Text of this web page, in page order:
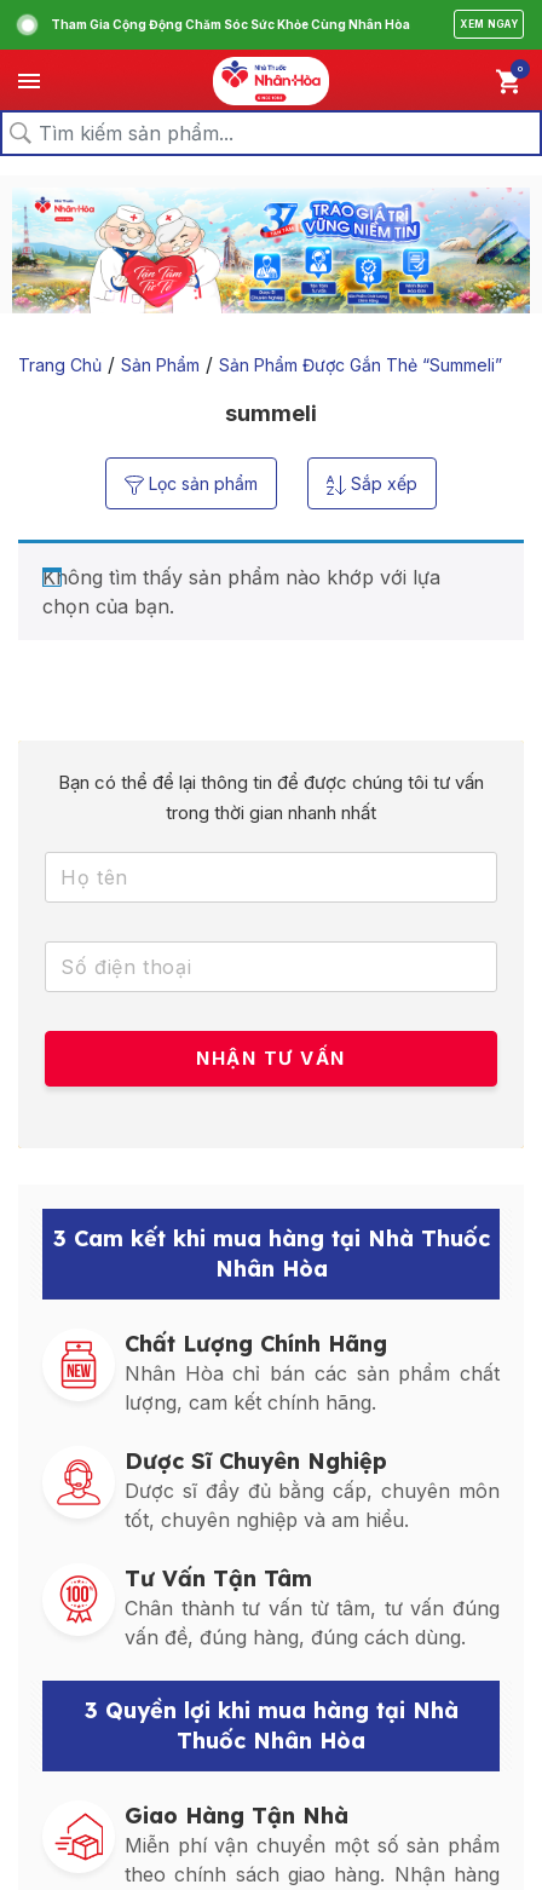
Tham Gia Cộng Động Chăm Sóc Sức Khỏe Cùng Nhân Hòa XEM NGAY
0
Trang Chủ / Sản Phẩm / Sản Phẩm Được Gắn Thẻ “summeli”
summeli
Lọc sản phẩm Sắp xếp
Không tìm thấy sản phẩm nào khớp với lựa
chọn của bạn.
Bạn có thể để lại thông tin để được chúng tôi tư vấn
trong thời gian nhanh nhất
3 Cam kết khi mua hàng tại Nhà Thuốc
Nhân Hòa
Chất Lượng Chính Hãng
Nhân Hòa chỉ bán các sản phẩm chất
lượng, cam kết chính hãng.
Dược Sĩ Chuyên Nghiệp
Dược sĩ đầy đủ bằng cấp, chuyên môn
tốt, chuyên nghiệp và am hiểu.
Tư Vấn Tận Tâm
Chân thành tư vấn từ tâm, tư vấn đúng
vấn đề, đúng hàng, đúng cách dùng.
3 Quyền lợi khi mua hàng tại Nhà
Thuốc Nhân Hòa
Giao Hàng Tận Nhà
Miễn phí vận chuyển một số sản phẩm
theo chính sách giao hàng. Nhận hàng